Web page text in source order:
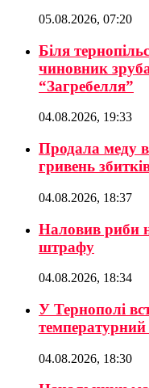
05.08.2026, 07:20
Біля
чиновник
“Загребелля”
04.08.2026, 19:33
Продала меду в
гривень
04.08.2026, 18:37
Наловив риби
штрафу
04.08.2026, 18:34
У Тернополі
температурний
04.08.2026, 18:30